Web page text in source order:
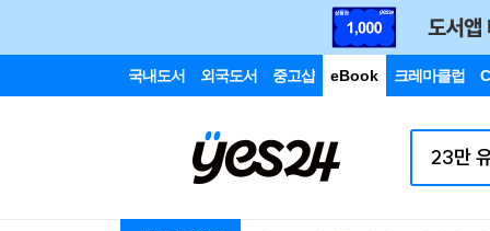
국내도서 외국도서 중고샵 eBook 크레마클럽